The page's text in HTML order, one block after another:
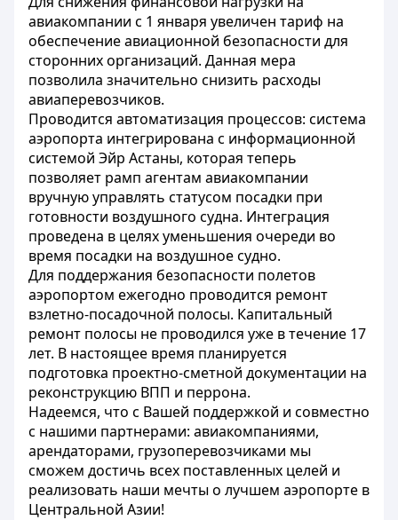
авиакомпании с 1 января увеличен тариф на
обеспечение авиационной безопасности для
сторонних организаций. Данная мера
позволила значительно снизить расходы
авиаперевозчиков.
Проводится автоматизация процессов: система
аэропорта интегрирована с информационной
системой Эйр Астаны, которая теперь
позволяет рамп агентам авиакомпании
вручную управлять статусом посадки при
готовности воздушного судна. Интеграция
проведена в целях уменьшения очереди во
время посадки на воздушное судно.
Для поддержания безопасности полетов
аэропортом ежегодно проводится ремонт
взлетно-посадочной полосы. Капитальный
ремонт полосы не проводился уже в течение 17
лет. В настоящее время планируется
подготовка проектно-сметной документации на
реконструкцию ВПП и перрона.
Надеемся, что с Вашей поддержкой и совместно
с нашими партнерами: авиакомпаниями,
арендаторами, грузоперевозчиками мы
сможем достичь всех поставленных целей и
реализовать наши мечты о лучшем аэропорте в
Центральной Азии!